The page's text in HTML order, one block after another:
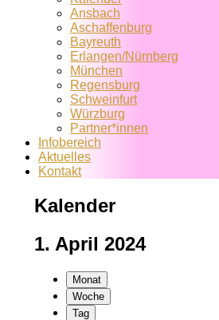
Ansbach
Aschaffenburg
Bayreuth
Erlangen/Nürnberg
München
Regensburg
Schweinfurt
Würzburg
Partner*innen
Infobereich
Aktuelles
Kontakt
Kalender
1. April 2024
Monat
Woche
Tag